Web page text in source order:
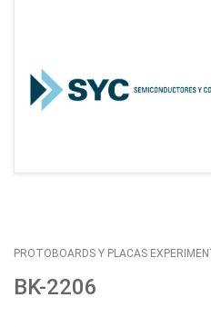
CONTACTO
PROTOBOARDS Y PLACAS
BK-2206